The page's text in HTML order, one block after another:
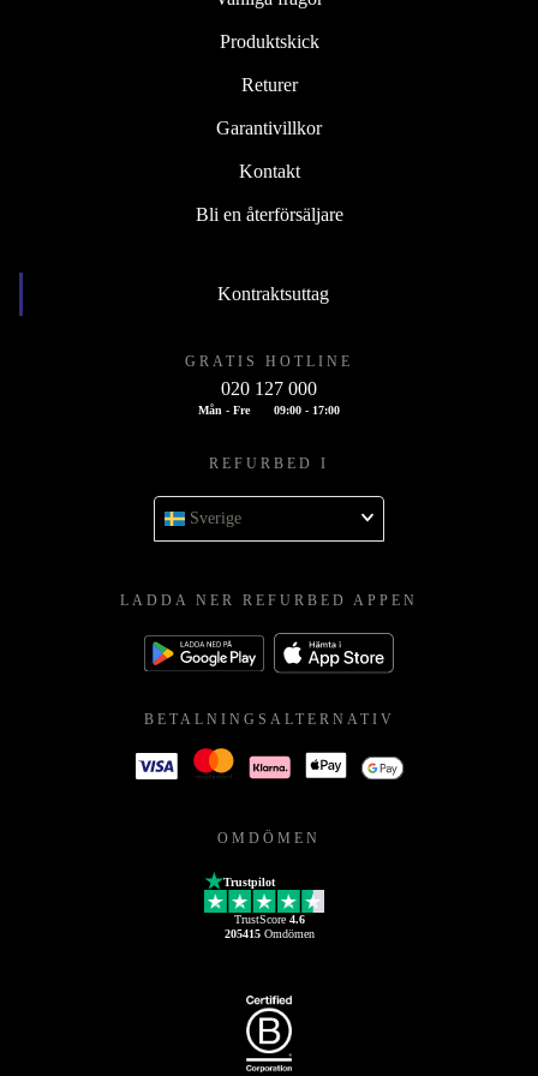
Produktskick
Returer
Garantivillkor
Kontakt
Bli en återförsäljare
Kontraktsuttag
GRATIS HOTLINE
020 127 000
Mån - Fre 09:00 - 17:00
REFURBED I
Sverige
LADDA NER REFURBED APPEN
BETALNINGSALTERNATIV
OMDÖMEN
Trustpilot
TrustScore 4.6
205415Omdömen